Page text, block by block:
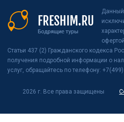
Данный
Статьи 437 (2) Гражданского кодекса
получения подробной информации о
услуг, обращайтесь по телефону: +7(499)
2026 г. Все права защищены